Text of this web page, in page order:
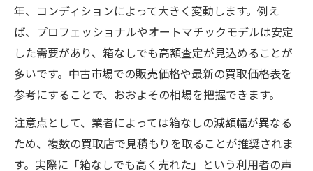
年、コンディションによって大きく変動します。例え
ば、プロフェッショナルやオートマチックモデルは安定
した需要があり、箱なしでも高額査定が見込めることが
多いです。中古市場での販売価格や最新の買取価格表を
参考にすることで、おおよその相場を把握できます。
注意点として、業者によっては箱なしの減額幅が異なる
ため、複数の買取店で見積もりを取ることが推奨されま
す。実際に「箱なしでも高く売れた」という利用者の声